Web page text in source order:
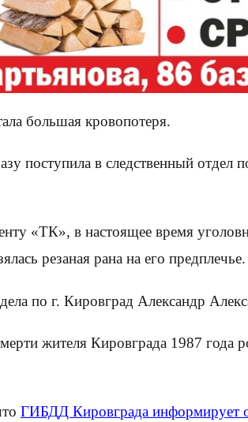
большая кровопотеря.
поступила в следственный отдел
«ТК», в настоящее время
резаная рана на его предплечье.
по г. Кировград Александр
жителя Кировграда 1987 года
ГИБДД Кировграда информирует